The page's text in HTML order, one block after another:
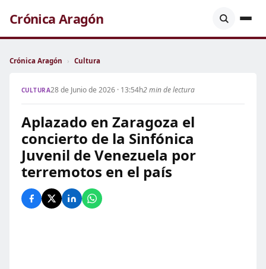
Crónica Aragón
Crónica Aragón › Cultura
CULTURA28 de Junio de 2026 · 13:54h2 min de lectura
Aplazado en Zaragoza el
concierto de la Sinfónica
Juvenil de Venezuela por
terremotos en el país